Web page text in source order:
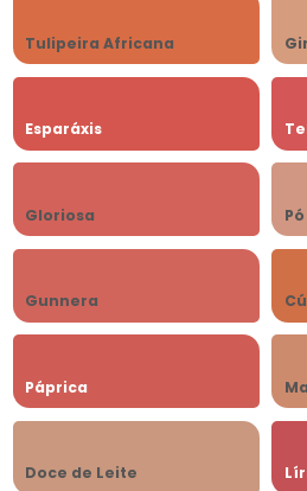
Tulipeira Africana
Esparáxis
Gloriosa
Gunnera
Páprica
Doce de Leite